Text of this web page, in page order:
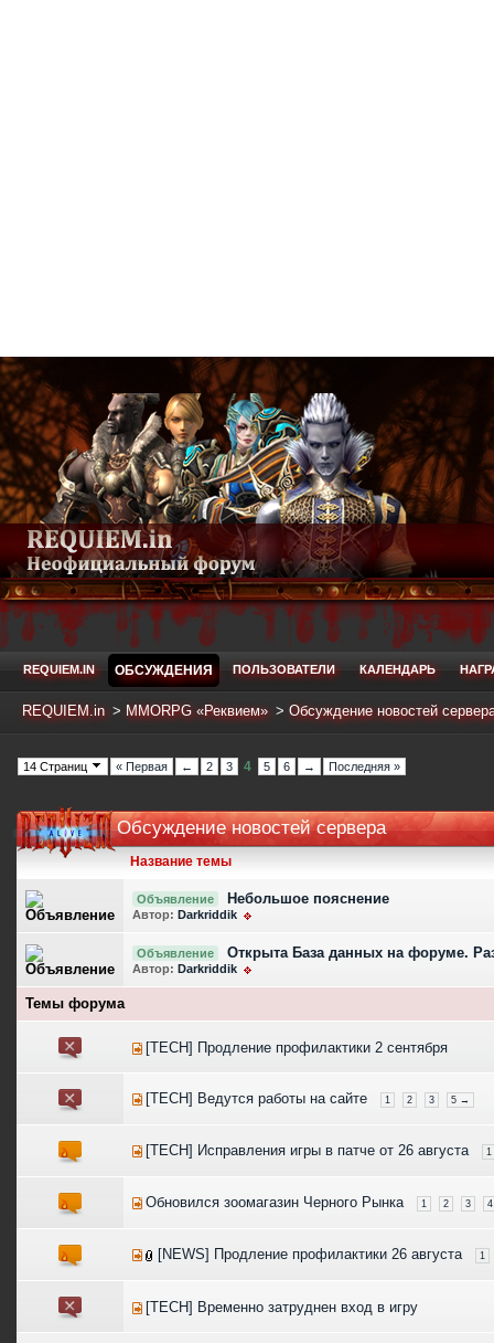
REQUIEM.IN ОБСУЖДЕНИЯ ПОЛЬЗОВАТЕЛИ КАЛЕНДАРЬ
REQUIEM.in > MMORPG «Реквием» > Обсуждение новостей
14 Страниц « Первая ← 2 3 4 5 6 → Последняя »
Обсуждение новостей сервера
Название темы
Объявление Небольшое пояснение
Автор: Darkriddik
Объявление Открыта База данных на форуме.
Автор: Darkriddik
Темы форума
[TECH] Продление профилактики 2 сентября
[TECH] Ведутся работы на сайте 1 2 3 5 →
[TECH] Исправления игры в патче от 26 августа 1
Обновился зоомагазин Черного Рынка 1 2 3 4
[NEWS] Продление профилактики 26 августа 1
[TECH] Временно затруднен вход в игру